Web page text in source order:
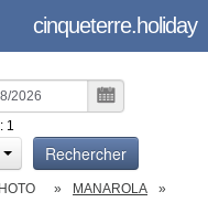
cinqueterre.holiday
1
Rechercher
MANAROLA